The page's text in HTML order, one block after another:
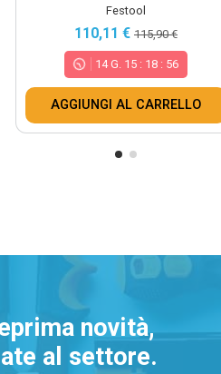
Festool
110,11 € 115,90 €
14G. 15 : 18 : 55
AGGIUNGI AL CARRELLO
novità,
al settore.